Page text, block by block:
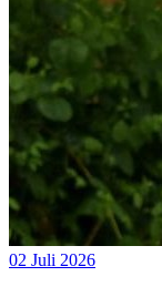
02 Juli 2026